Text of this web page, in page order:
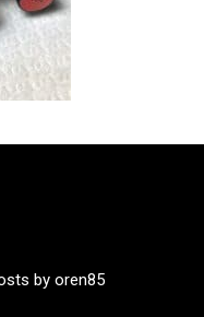
by oren85